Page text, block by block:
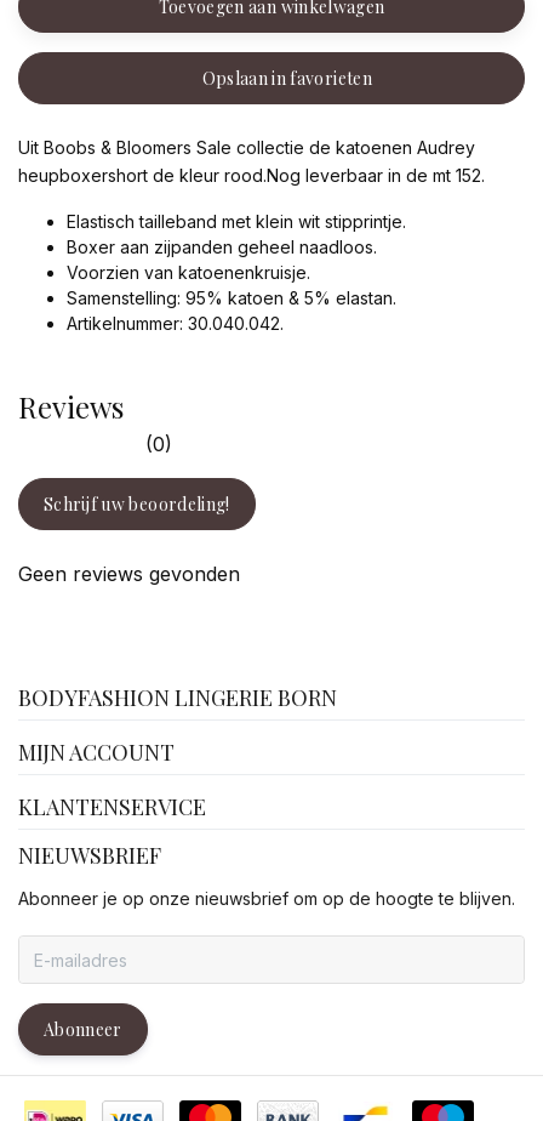
Toevoegen aan winkelwagen
Opslaan in favorieten
Uit Boobs & Bloomers Sale collectie de katoenen Audrey
heupboxershort de kleur rood.Nog leverbaar in de mt 152.
Elastisch tailleband met klein wit stipprintje.
Boxer aan zijpanden geheel naadloos.
Voorzien van katoenenkruisje.
Samenstelling: 95% katoen & 5% elastan.
Artikelnummer: 30.040.042.
Reviews
(0)
Schrijf uw beoordeling!
Geen reviews gevonden
BODYFASHION LINGERIE BORN
MIJN ACCOUNT
KLANTENSERVICE
NIEUWSBRIEF
Abonneer je op onze nieuwsbrief om op de hoogte te blijven.
Abonneer